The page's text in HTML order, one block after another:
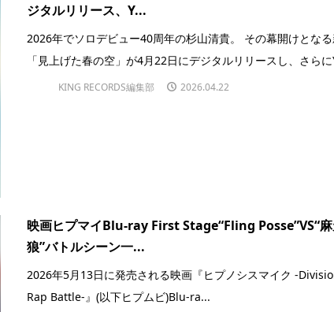
ジタルリリース、Y...
2026年でソロデビュー40周年の杉山清貴。 その幕開けとなる
「見上げた春の空」が4月22日にデジタルリリースし、さらに
KING RECORDS編集部 2026.04.22
映画ヒプマイBlu-ray First Stage“Fling Posse”VS“
狼”バトルシーン一...
2026年5月13日に発売される映画『ヒプノシスマイク -
Rap Battle-』(以下ヒプムビ)Blu-ra...